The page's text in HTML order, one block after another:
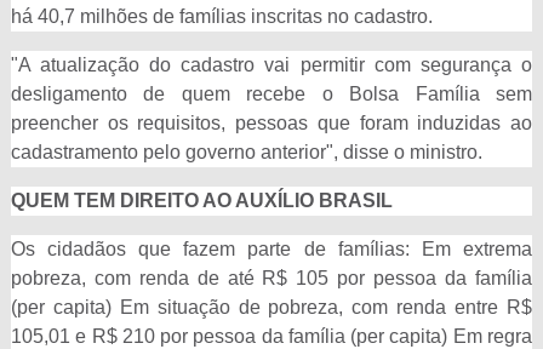
há 40,7 milhões de famílias inscritas no cadastro.
"A atualização do cadastro vai permitir com segurança o
desligamento de quem recebe o Bolsa Família sem
preencher os requisitos, pessoas que foram induzidas ao
cadastramento pelo governo anterior", disse o ministro.
QUEM TEM DIREITO AO AUXÍLIO BRASIL
Os cidadãos que fazem parte de famílias: Em extrema
pobreza, com renda de até R$ 105 por pessoa da família
(per capita) Em situação de pobreza, com renda entre R$
105,01 e R$ 210 por pessoa da família (per capita) Em regra